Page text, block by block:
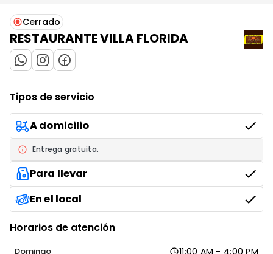
Arepa santandereana
$ 12.000
Porción de papas a la francesa
$ 13.000
Cerrado
RESTAURANTE VILLA FLORIDA
IR AL ENLACE
IR AL ENLACE
IR AL ENLACE
Tipos de servicio
A domicilio
Entrega gratuita.
Para llevar
En el local
Horarios de atención
Domingo 11:00 AM - 4:00 PM